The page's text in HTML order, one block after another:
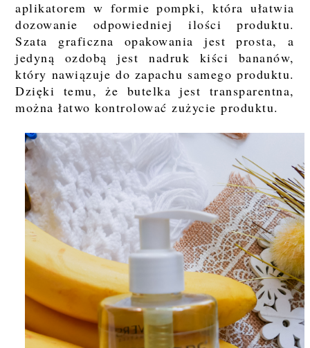
aplikatorem w formie pompki, która ułatwia
dozowanie odpowiedniej ilości produktu.
Szata graficzna opakowania jest prosta, a
jedyną ozdobą jest nadruk kiści bananów,
który nawiązuje do zapachu samego produktu.
Dzięki temu, że butelka jest transparentna,
można łatwo kontrolować zużycie produktu.